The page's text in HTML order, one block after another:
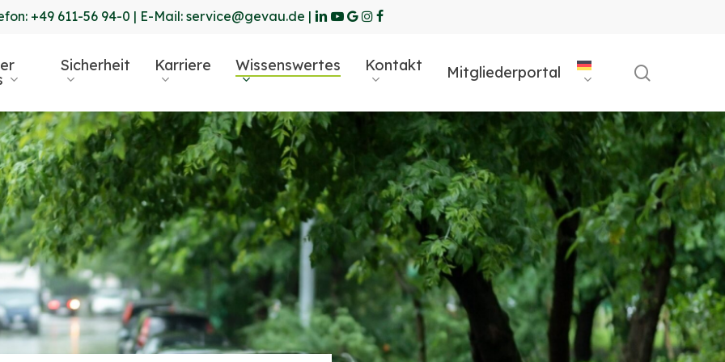
+49 611-56 94-0 | E-Mail: service@gevau.de | linkedin
youtube
google-
instagram
Facebook
um zu schließen
Sicherheit Karriere Wissenswertes Kontakt Mitgliederportal